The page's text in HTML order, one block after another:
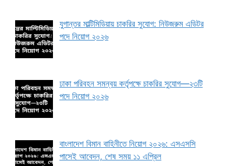
যুগান্তর মাল্টিমিডিয়ায় চাকরির সুযোগ: নিউজরুম এডিটর
পদে নিয়োগ ২০২৬
ঢাকা পরিবহন সমন্বয় কর্তৃপক্ষে চাকরির সুযোগ—২৩টি
পদে নিয়োগ ২০২৬
বাংলাদেশ বিমান বাহিনীতে নিয়োগ ২০২৬: এসএসসি
পাসেই আবেদন, শেষ সময় ১১ এপ্রিল